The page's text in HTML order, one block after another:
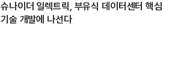
슈나이더 일렉트릭, 부유식 데이터센터 핵심
기술 개발에 나선다